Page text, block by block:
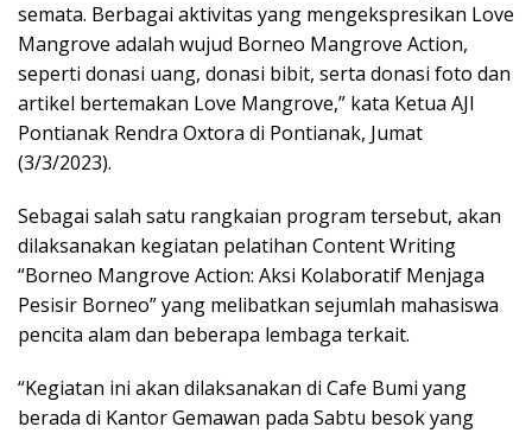
semata. Berbagai aktivitas yang mengekspresikan Love
Mangrove adalah wujud Borneo Mangrove Action,
seperti donasi uang, donasi bibit, serta donasi foto dan
artikel bertemakan Love Mangrove,” kata Ketua AJI
Pontianak Rendra Oxtora di Pontianak, Jumat
(3/3/2023).
Sebagai salah satu rangkaian program tersebut, akan
dilaksanakan kegiatan pelatihan Content Writing
“Borneo Mangrove Action: Aksi Kolaboratif Menjaga
Pesisir Borneo” yang melibatkan sejumlah mahasiswa
pencita alam dan beberapa lembaga terkait.
“Kegiatan ini akan dilaksanakan di Cafe Bumi yang
berada di Kantor Gemawan pada Sabtu besok yang